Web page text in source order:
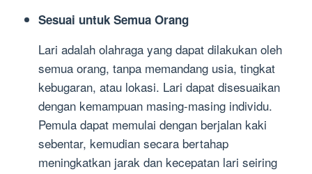
Sesuai untuk Semua Orang
Lari adalah olahraga yang dapat dilakukan oleh
semua orang, tanpa memandang usia, tingkat
kebugaran, atau lokasi. Lari dapat disesuaikan
dengan kemampuan masing-masing individu.
Pemula dapat memulai dengan berjalan kaki
sebentar, kemudian secara bertahap
meningkatkan jarak dan kecepatan lari seiring